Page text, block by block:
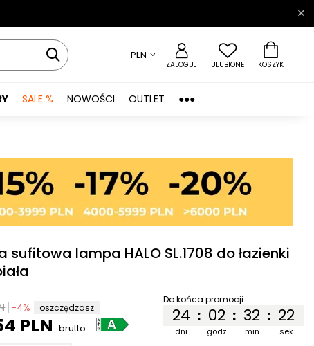
PLN
ZALOGUJ ULUBIONE KOSZYK
SALE % NOWOŚCI OUTLET ●●●
sufitowa lampa HALO SL.1708 do łazienki
-4% oszczędzasz
PLN brutto
Do końca promocji:
:
dni
24 :
godz
02 :
min
32
sek
22